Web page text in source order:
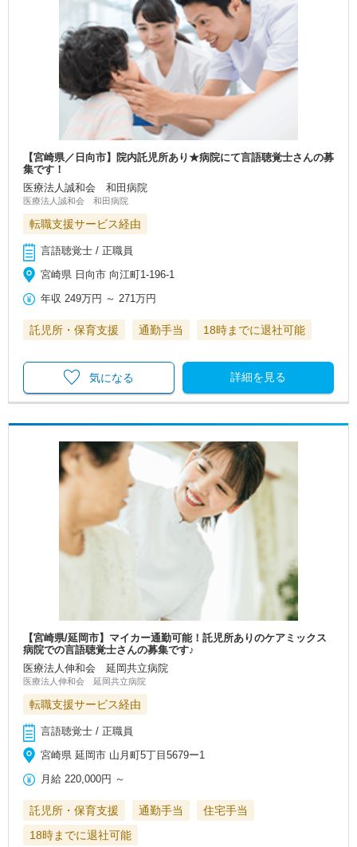
【宮崎県／日向市】院内託児所あり★病院にて言語聴覚士さんの募
集です！
医療法人誠和会 和田病院
医療法人誠和会 和田病院
転職支援サービス経由
言語聴覚士 / 正職員
宮崎県 日向市 向江町1-196-1
年収 249万円 ～ 271万円
託児所・保育支援 通勤手当 18時までに退社可能
詳細を見る
気になる
【宮崎県/延岡市】マイカー通勤可能！託児所ありのケアミックス
病院での言語聴覚士さんの募集です♪
医療法人伸和会 延岡共立病院
医療法人伸和会 延岡共立病院
転職支援サービス経由
言語聴覚士 / 正職員
宮崎県 延岡市 山月町5丁目5679ー1
月給 220,000円 ～
託児所・保育支援 通勤手当
住宅手当
18時までに退社可能